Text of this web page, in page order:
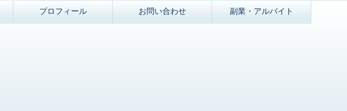
プロフィール お問い合わせ 副業・アルバイト